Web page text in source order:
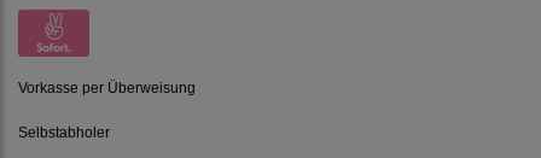
Vorkasse per Überweisung
Selbstabholer